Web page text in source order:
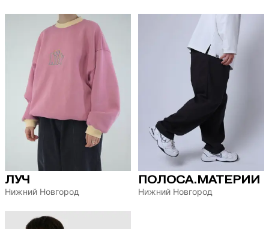
ЛУЧ
Нижний Новгород
ПОЛОСА.МАТЕРИИ
Нижний Новгород